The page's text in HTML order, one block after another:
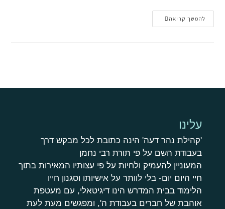
להמשך קריאה
עלינו
'קהילת נהר דעה' הינה כתובת לכל מבקש דרך
בעבודת השם על פי תורת רבי נחמן
המעוניין להעמיק ולחיות על פי עצותיו המאירות בתוך
חיי היום יום- בלי לוותר על אישיותו וסגנון חייו
הלימוד בבית המדרש הינו דיגיטאלי, עם מעטפת
אוהבת של חברים בעבודת ה', ומפגשים מעת לעת